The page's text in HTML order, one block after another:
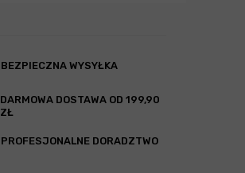
BEZPIECZNA WYSYŁKA
DARMOWA DOSTAWA OD 199,90
ZŁ
PROFESJONALNE DORADZTWO